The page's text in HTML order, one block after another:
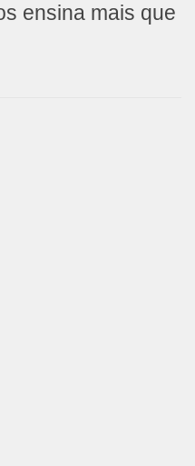
ensina mais que